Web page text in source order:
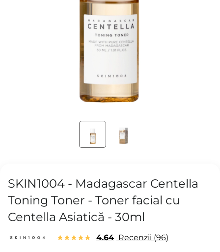
SKIN1004 - Madagascar Centella
Toning Toner - Toner facial cu
Centella Asiatică - 30ml
4.64 Recenzii 96